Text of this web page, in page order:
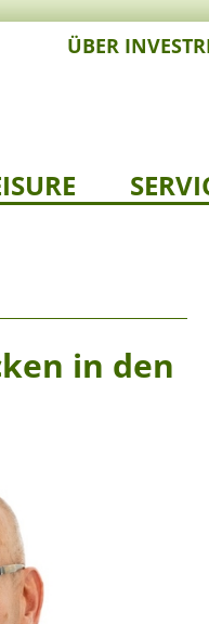
ÜBER
in den